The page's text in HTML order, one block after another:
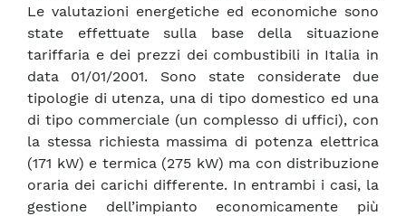
Le valutazioni energetiche ed economiche sono
state effettuate sulla base della situazione
tariffaria e dei prezzi dei combustibili in Italia in
data 01/01/2001. Sono state considerate due
tipologie di utenza, una di tipo domestico ed una
di tipo commerciale (un complesso di uffici), con
la stessa richiesta massima di potenza elettrica
(171 kW) e termica (275 kW) ma con distribuzione
oraria dei carichi differente. In entrambi i casi, la
gestione dell’impianto economicamente più